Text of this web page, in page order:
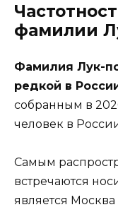
фамилии
Фамилия Лук-
редкой в
собранным в
человек в
Самым
встречаются
является